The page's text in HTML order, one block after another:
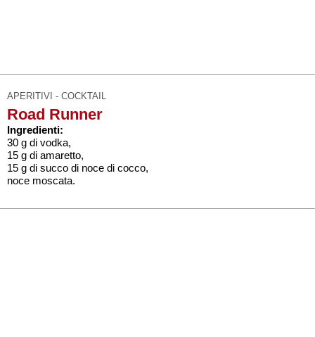
APERITIVI - COCKTAIL
Road Runner
Ingredienti:
30 g di vodka,
15 g di amaretto,
15 g di succo di noce di cocco,
noce moscata.